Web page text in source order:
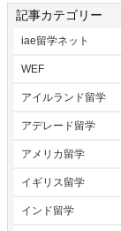
記事カテゴリー
iae留学ネット
WEF
アイルランド留学
アデレード留学
アメリカ留学
イギリス留学
インド留学